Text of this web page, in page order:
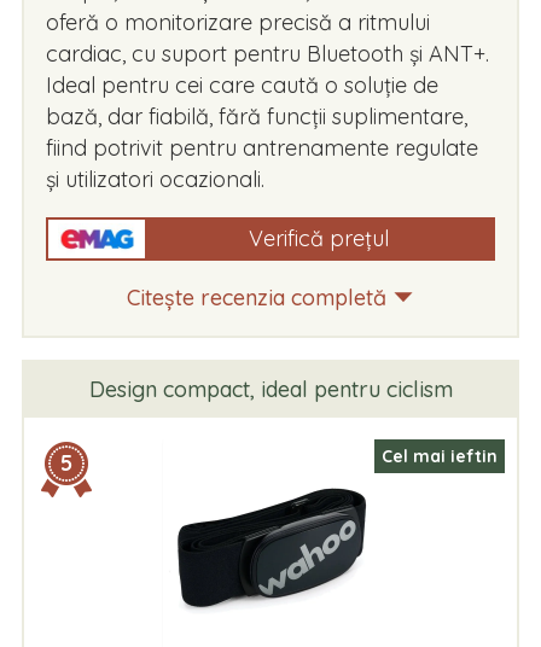
oferă o monitorizare precisă a ritmului
cardiac, cu suport pentru Bluetooth și ANT+.
Ideal pentru cei care caută o soluție de
bază, dar fiabilă, fără funcții suplimentare,
fiind potrivit pentru antrenamente regulate
și utilizatori ocazionali.
Verifică prețul
Citește recenzia completă
Design compact, ideal pentru ciclism
5 Cel mai ieftin